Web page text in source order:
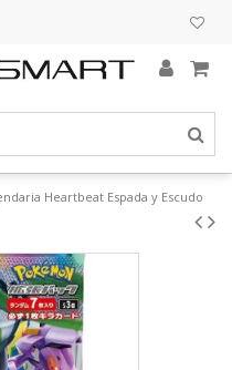
Heartbeat Espada y Escudo